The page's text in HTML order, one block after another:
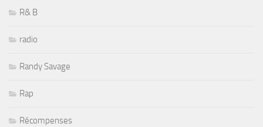
R& B
radio
Randy Savage
Rap
Récompenses